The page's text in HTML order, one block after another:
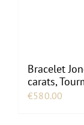
Bracelet
carats,
€580.00